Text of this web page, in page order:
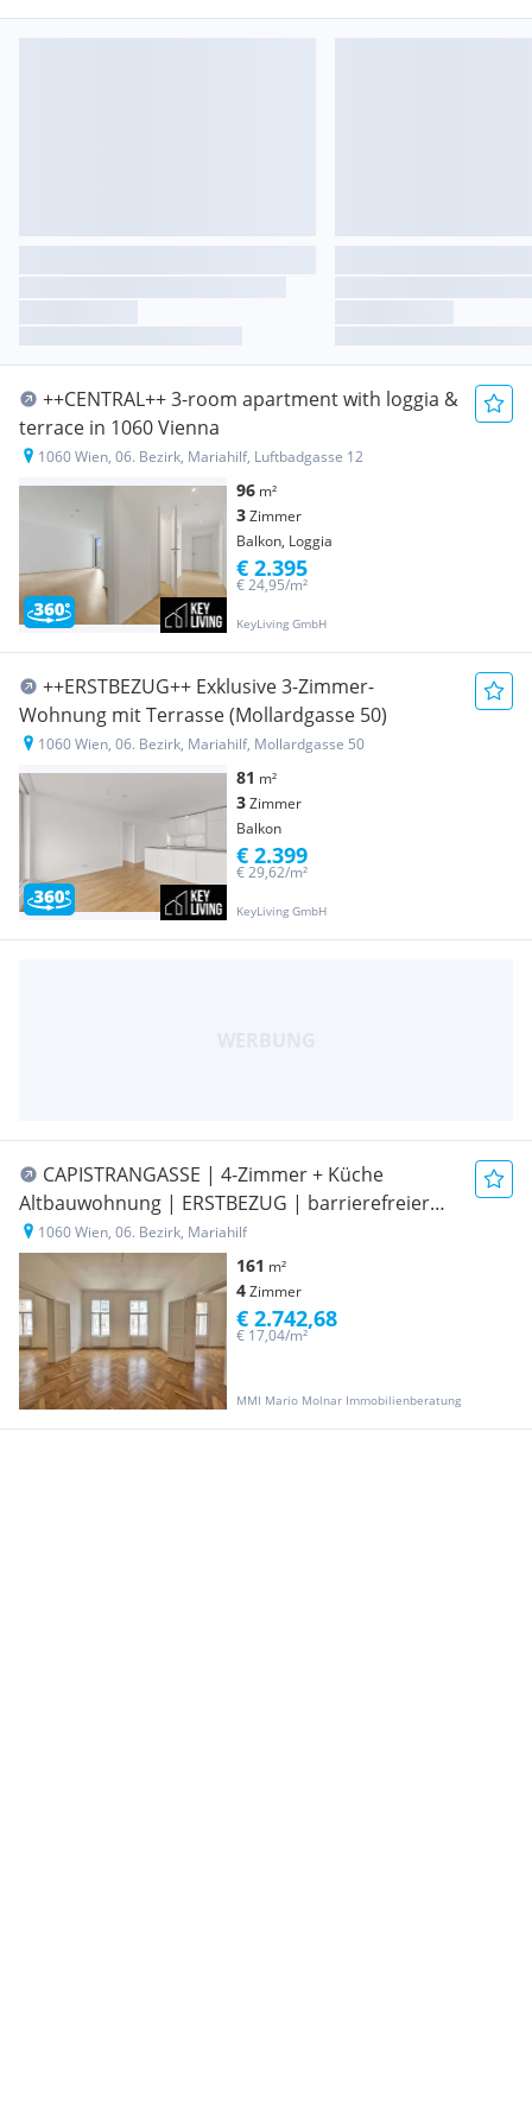
++CENTRAL++ 3-room apartment with loggia &
terrace in 1060 Vienna
1060 Wien, 06. Bezirk, Mariahilf, Luftbadgasse 12
96 m²
3Zimmer
Balkon, Loggia
KeyLiving GmbH
€ 24,95/m²
€ 2.395
++ERSTBEZUG++ Exklusive 3-Zimmer-
Wohnung mit Terrasse (Mollardgasse 50)
1060 Wien, 06. Bezirk, Mariahilf, Mollardgasse 50
81 m²
3Zimmer
Balkon
KeyLiving GmbH
€ 29,62/m²
€ 2.399
CAPISTRANGASSE | 4-Zimmer + Küche
Altbauwohnung | ERSTBEZUG | barrierefreier
Zugang
1060 Wien, 06. Bezirk, Mariahilf
161 m²
4Zimmer
MMI Mario Molnar Immobilienberatung
€ 17,04/m²
€ 2.742,68